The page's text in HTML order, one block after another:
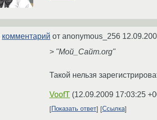
комментарий от anonymous_256
> "Мой_Сайт.org"
Такой нельзя
VoofT (12.09.2009 17:03:25
Показать ответ Ссылка